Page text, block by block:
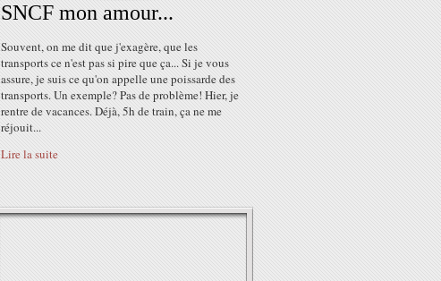
SNCF mon amour...
Souvent, on me dit que j'exagère, que les
transports ce n'est pas si pire que ça... Si je vous
assure, je suis ce qu'on appelle une poissarde des
transports. Un exemple? Pas de problème! Hier, je
rentre de vacances. Déjà, 5h de train, ça ne me
réjouit...
Lire la suite